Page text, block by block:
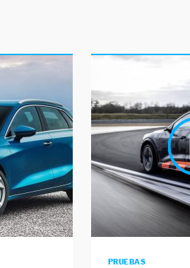
PRUEBAS